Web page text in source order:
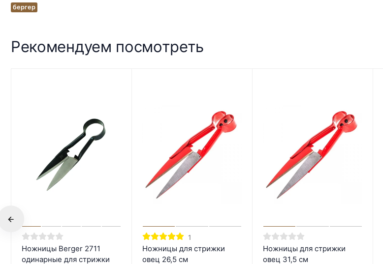
бергер
Рекомендуем посмотреть
Ножницы Berger 2711
одинарные для стрижки
1
Ножницы для стрижки
овец 26,5 см
Ножницы для стрижки
овец 31,5 см